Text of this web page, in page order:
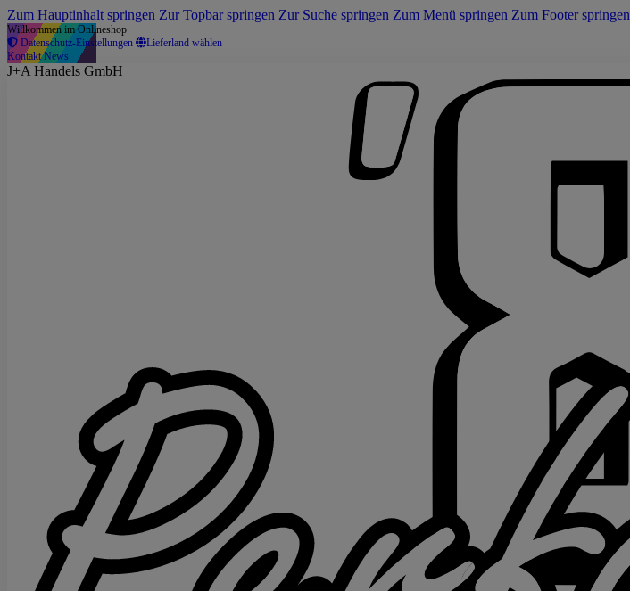
Zum Hauptinhalt springen Zur Topbar springen Zur Suche springen Zum Menü springen Zum Footer springen
Willkommen im Onlineshop
Datenschutz-Einstellungen
Lieferland wählen
KontaktNews
J+A Handels GmbH